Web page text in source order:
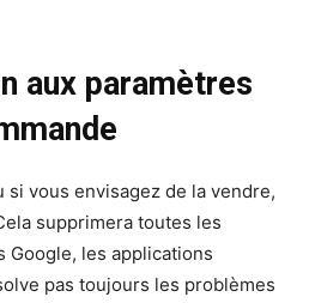
aux paramètres
vous envisagez de la vendre,
supprimera toutes les
Google, les applications
pas toujours les problèmes